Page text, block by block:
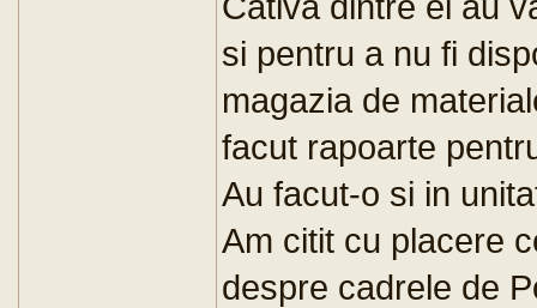
si pentru a nu fi
magazia de
facut rapoarte
Au facut-o si in
Am citit cu placere
despre cadrele de